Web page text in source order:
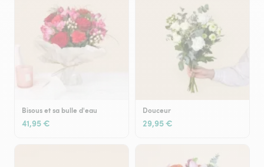
Bisous et sa bulle d'eau
41,95 €
Douceur
29,95 €